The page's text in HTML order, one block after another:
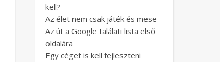
kell?
Az élet nem csak játék és mese
Az út a Google találati lista első
oldalára
Egy céget is kell fejleszteni